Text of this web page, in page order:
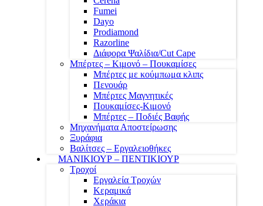
Fumei
Dayo
Prodiamond
Razorline
Διάφορα Ψαλίδια/Cut Cape
Μπέρτες – Κιμονό – Πουκαμίσες
Μπέρτες με κούμπωμα κλιπς
Πενουάρ
Μπέρτες Μαγνητικές
Πουκαμίσες-Κιμονό
Μπέρτες – Ποδιές Βαφής
Μηχανήματα Αποστείρωσης
Ξυράφια
Βαλίτσες – Εργαλειοθήκες
ΜΑΝΙΚΙΟΥΡ – ΠΕΝΤΙΚΙΟΥΡ
Τροχοί
Εργαλεία Τροχών
Κεραμικά
Χεράκια